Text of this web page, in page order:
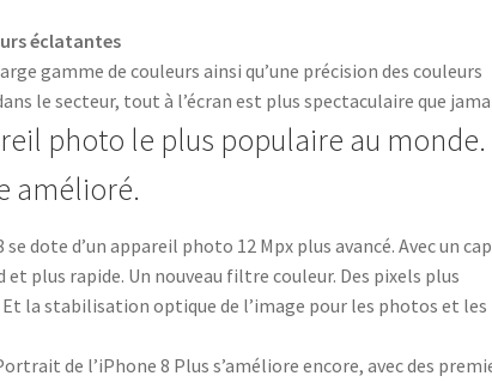
éclatantes
gamme de couleurs ainsi qu’une précision des couleurs
le secteur, tout à l’écran est plus spectaculaire que
photo le plus populaire au monde.
amélioré.
se dote d’un appareil photo 12 Mpx plus avancé. Avec un
et plus rapide. Un nouveau filtre couleur. Des pixels plus
la stabilisation optique de l’image pour les photos et les
de l’iPhone 8 Plus s’améliore encore, avec des